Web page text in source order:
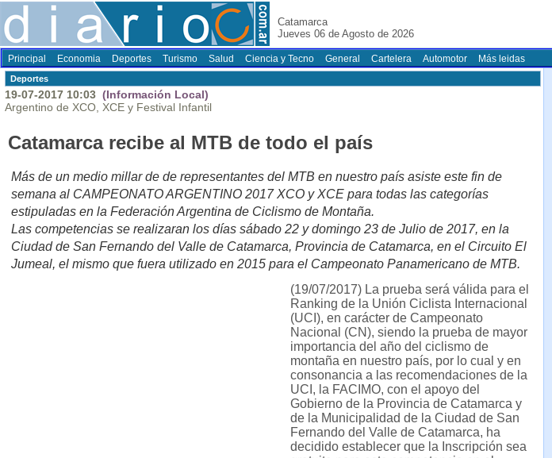
Catamarca
Jueves 06 de Agosto de 2026
Principal Economia Deportes Turismo Salud Ciencia y Tecno General Cartelera Automotor Más leidas
Deportes
19-07-2017 10:03 (Información Local)
Argentino de XCO, XCE y Festival Infantil
Catamarca recibe al MTB de todo el país
Más de un medio millar de de representantes del MTB en nuestro país asiste este fin de
semana al CAMPEONATO ARGENTINO 2017 XCO y XCE para todas las categorías
estipuladas en la Federación Argentina de Ciclismo de Montaña.
Las competencias se realizaran los días sábado 22 y domingo 23 de Julio de 2017, en la
Ciudad de San Fernando del Valle de Catamarca, Provincia de Catamarca, en el Circuito El
Jumeal, el mismo que fuera utilizado en 2015 para el Campeonato Panamericano de MTB.
(19/07/2017) La prueba será válida para el
Ranking de la Unión Ciclista Internacional
(UCI), en carácter de Campeonato
Nacional (CN), siendo la prueba de mayor
importancia del año del ciclismo de
montaña en nuestro país, por lo cual y en
consonancia a las recomendaciones de la
UCI, la FACIMO, con el apoyo del
Gobierno de la Provincia de Catamarca y
de la Municipalidad de la Ciudad de San
Fernando del Valle de Catamarca, ha
decidido establecer que la Inscripción sea